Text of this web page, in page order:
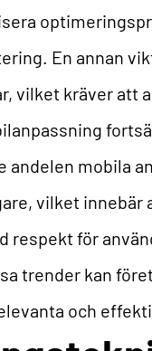
En annan
vilket kräver att
andelen mobila
vilket innebär
respekt för
trender kan
och